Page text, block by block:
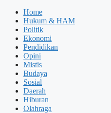
Home
Hukum & HAM
Politik
Ekonomi
Pendidikan
Opini
Mistis
Budaya
Sosial
Daerah
Hiburan
Olahraga